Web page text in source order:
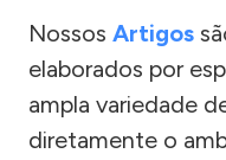
Nossos Artigos
elaborados por
ampla variedade
diretamente o